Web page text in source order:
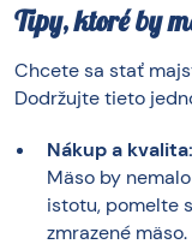
Tipy, ktoré by
Chcete sa stať
Dodržujte tieto
Nákup a kvalita:
Mäso by
istotu, pomelte
zmrazené mäso.